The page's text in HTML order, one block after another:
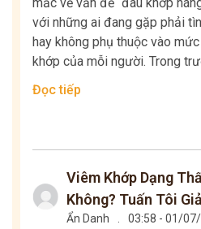
với những ai đang gặp phải
hay không phụ thuộc vào
khớp của mỗi người. Trong
Đọc tiếp
Viêm Khớp Dạng
Không? Tuấn Tôi
Ẩn Danh 03:58 - 01/